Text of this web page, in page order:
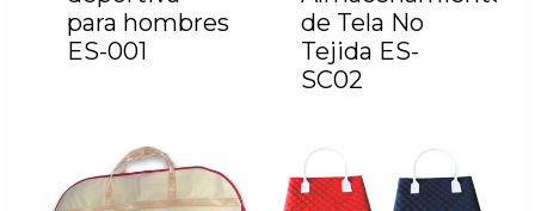
para hombres
ES-001
de Tela No
Tejida ES-
SC02